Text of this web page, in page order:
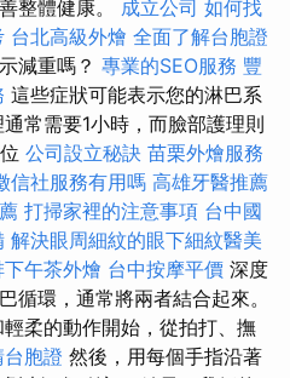
整體健康。 成立公司 如何找
台北高級外燴 全面了解台胞證
減重嗎？ 專業的SEO服務 豐
這些症狀可能表示您的淋巴系
常需要1小時，而臉部護理則
公司設立秘訣 苗栗外燴服務
信社服務有用嗎 高雄牙醫推薦
打掃家裡的注意事項 台中國
解決眼周細紋的眼下細紋醫美
午茶外燴 台中按摩平價 深度
循環，通常將兩者結合起來。
柔的動作開始，從拍打、撫
胞證 然後，用每個手指沿著